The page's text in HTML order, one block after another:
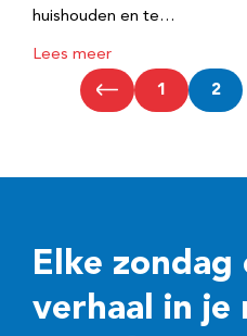
huishouden en te…
Lees meer
1 2
Elke zondag
verhaal in je